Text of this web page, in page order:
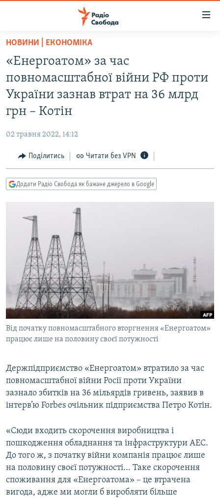
Перейти
основного
матеріалу
Перейти
до
основної
Перейти
пошуку
ВСЕ ЗА ДОБУ
СТАТТІ
ПОЛІТИКА
СУСПІЛЬСТВО
КУЛЬТУРА
СПОРТ
ДОНБАС.РЕАЛІЇ
КРИМ.РЕАЛІЇ
ТИ ЯК?
КИТАЙ.ВИКЛИКИ
МУЛЬТИМЕДІА
ФОТО
СПЕЦПРОЄКТИ
ПОДКАСТИ
КРИМ РЕАЛІЇ
РУС
УКР
ДОЛУЧАЙСЯ!
Усі сайти RFE/RL
НОВИНИ | ЕКОНОМІКА
«Енергоатом» за час
повномасштабної війни РФ проти
України зазнав втрат на 36 млрд
грн – Котін
02 травня 2022, 14:12
Поділитись Читати без VPN
Додати Радіо Свобода як бажане джерело в Google
Від початку повномасштабного вторгнення «Енергоатом»
працює лише на половину своєї потужності
Держпідприємство «Енергоатом» втратило за час
повномасштабної війни Росії проти України
зазнало збитків на 36 мільярдів гривень, заявив в
інтерв’ю Forbes очільник підприємства Петро Котін.
«Сюди входить скорочення виробництва і
пошкодження обладнання та інфраструктури АЕС.
До того ж, з початку війни компанія працює лише
на половину своєї потужності... Таке скорочення
споживання для «Енергоатома» – це втрачена
вигода, адже ми могли б виробляти більше